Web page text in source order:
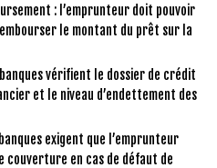
: l’emprunteur doit pouvoir
le montant du prêt sur la
vérifient le dossier de crédit
et le niveau d’endettement des
exigent que l’emprunteur
couverture en cas de défaut de